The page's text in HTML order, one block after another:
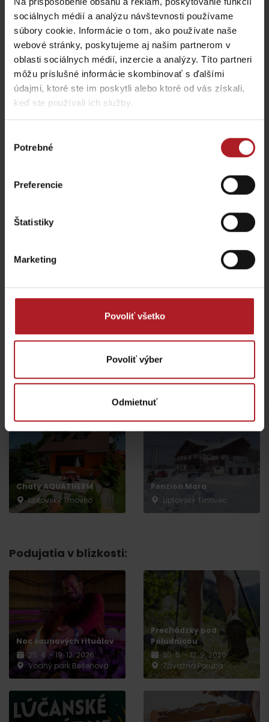
sociálnych médií a analýzu návštevnosti používame
súbory cookie. Informácie o tom, ako používate naše
webové stránky, poskytujeme aj našim partnerom v
oblasti sociálnych médií, inzercie a analýzy. Títo partneri
môžu príslušné informácie skombinovať s ďalšími
údajmi, ktoré ste im poskytli alebo ktoré od vás získali,
keď ste používali ich služby.
súhlasu
Potrebné
Preferencie
Štatistiky
Marketing
Povoliť všetko
Povoliť výber
Odmietnuť
KONGRES: Gréta
Resort***
Liptovská Sielnica
Miniskanzen zatopených
obcí
Liptovská Sielnica
Všetky zážitky a relax
Kde sa ubytovať v blízkosti:
Liptovská Sielnica
Liptovský Trnovec
Apartmánový dom ADA
Liptovský Trnovec
Chaty AQUATHERM
Liptovský Trnovec
Penzion Mara
Liptovský Trnovec
Podujatia v blízkosti:
Noc saunových rituálov
25. 4. - 19. 12. 2026
Vodný park Bešeňová
Prechádzky pod
Poludnicou
30. 5. - 12. 9. 2026
Závažná Poruba
Odchod